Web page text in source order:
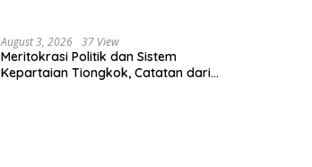
August 3, 2026 37 View
Meritokrasi Politik dan Sistem
Kepartaian Tiongkok, Catatan dari